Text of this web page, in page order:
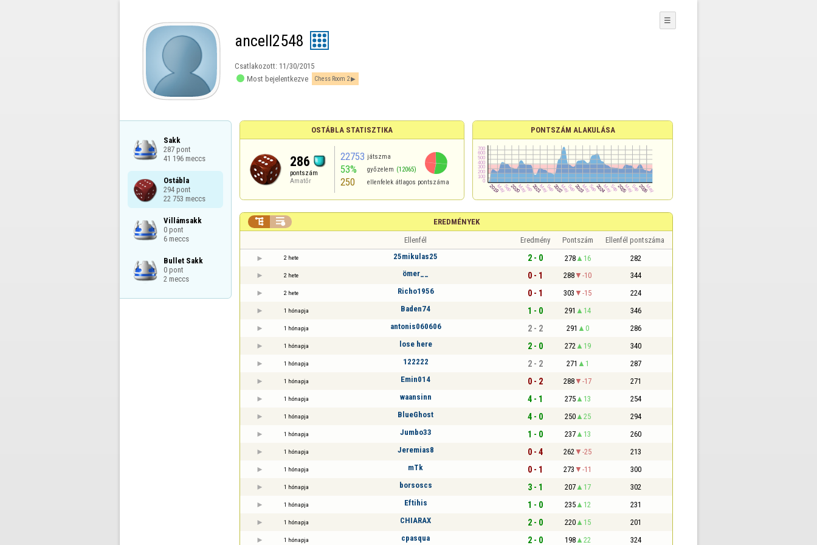
ancell2548
Csatlakozott: 11/30/2015
 Most bejelentkezve Chess Room 2
☰
Sakk
287 pont
41 196 meccs
Ostábla
294 pont
22 753 meccs
Villámsakk
0 pont
6 meccs
Bullet Sakk
0 pont
2 meccs
OSTÁBLA STATISZTIKA
286
pontszám
Amatőr
22753 játszma
53% győzelem (12065)
250 ellenfelek átlagos pontszáma
PONTSZÁM ALAKULÁSA
EREDMÉNYEK
 
Ellenfél Eredmény Pontszám Ellenfél pontszáma
2 hete 25mikulas25 2 - 0 278 16 282
2 hete ömer__ 0 - 1 288 -10 344
2 hete Richo1956 0 - 1 303 -15 224
1 hónapja Baden74 1 - 0 291 14 346
1 hónapja antonis060606 2 - 2 291 0 286
1 hónapja lose here 2 - 0 272 19 340
1 hónapja 122222 2 - 2 271 1 287
1 hónapja Emin014 0 - 2 288 -17 271
1 hónapja waansinn 4 - 1 275 13 254
1 hónapja BlueGhost 4 - 0 250 25 294
1 hónapja Jumbo33 1 - 0 237 13 260
1 hónapja Jeremias8 0 - 4 262 -25 213
1 hónapja mTk 0 - 1 273 -11 300
1 hónapja borsoscs 3 - 1 207 17 302
1 hónapja Eftihis 1 - 0 235 12 231
1 hónapja CHIARAX 2 - 0 220 15 201
1 hónapja cpasqua 2 - 0 198 22 324